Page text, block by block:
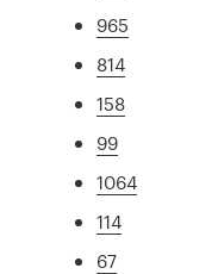
965
814
158
99
1064
114
67